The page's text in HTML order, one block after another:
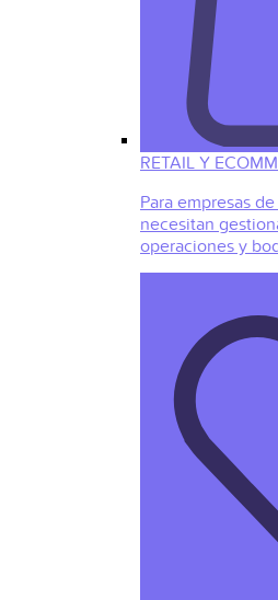
RETAIL Y
Para empresas
necesitan
operaciones y